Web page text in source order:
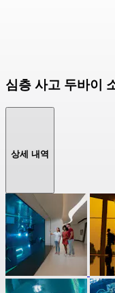
심층 사고 두바이
상세 내역